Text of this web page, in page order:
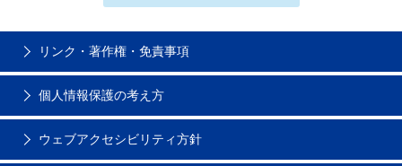
リンク・著作権・免責事項
個人情報保護の考え方
ウェブアクセシビリティ方針